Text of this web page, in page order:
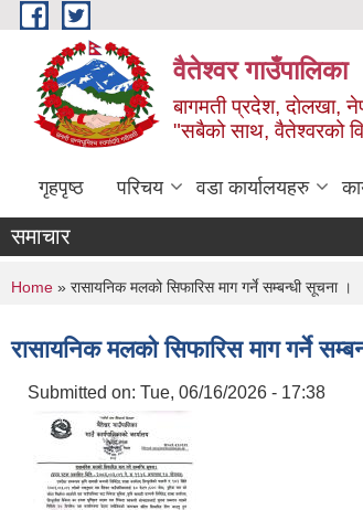
Skip to main content
वैतेश्वर गाउँपालिका
बागमती प्रदेश, दाेलखा,
"सबैको साथ, वैतेश्वरको
गृहपृष्ठ परिचय वडा कार्यालयहरु
समाचार
You are here
Home » रासायनिक मलको सिफारिस माग गर्ने सम्बन्धी सूचना ।
रासायनिक मलको सिफारिस माग गर्ने
Submitted on: Tue, 06/16/2026 - 17:38